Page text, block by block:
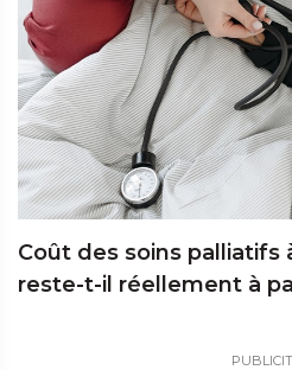
Coût des soins palliatifs
reste-t-il réellement à